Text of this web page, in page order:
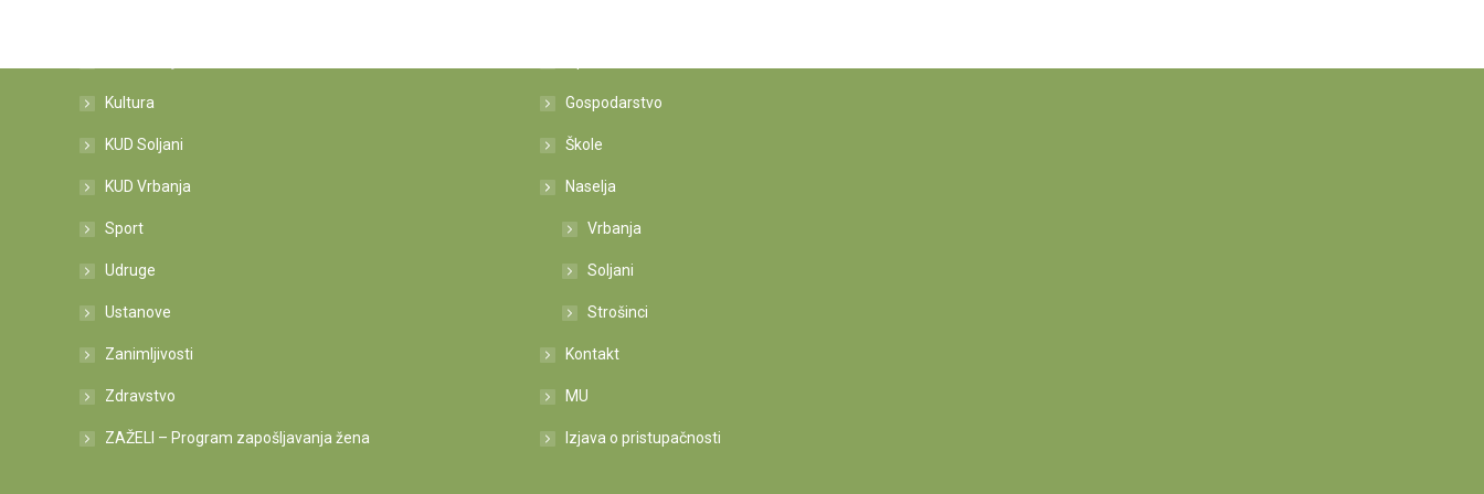
Kultura
KUD Soljani
KUD Vrbanja
Sport
Udruge
Ustanove
Zanimljivosti
Zdravstvo
ZAŽELI – Program zapošljavanja žena
Gospodarstvo
Škole
Naselja
Vrbanja
Soljani
Strošinci
Kontakt
MU
Izjava o pristupačnosti